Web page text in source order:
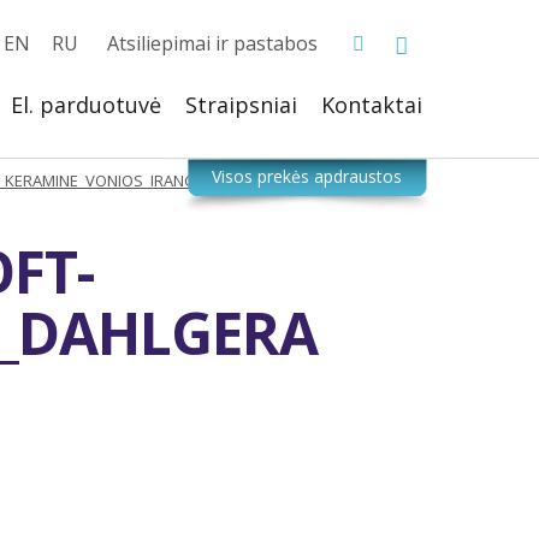
Atsiliepimai ir pastabos
EN RU
El. parduotuvė Straipsniai Kontaktai